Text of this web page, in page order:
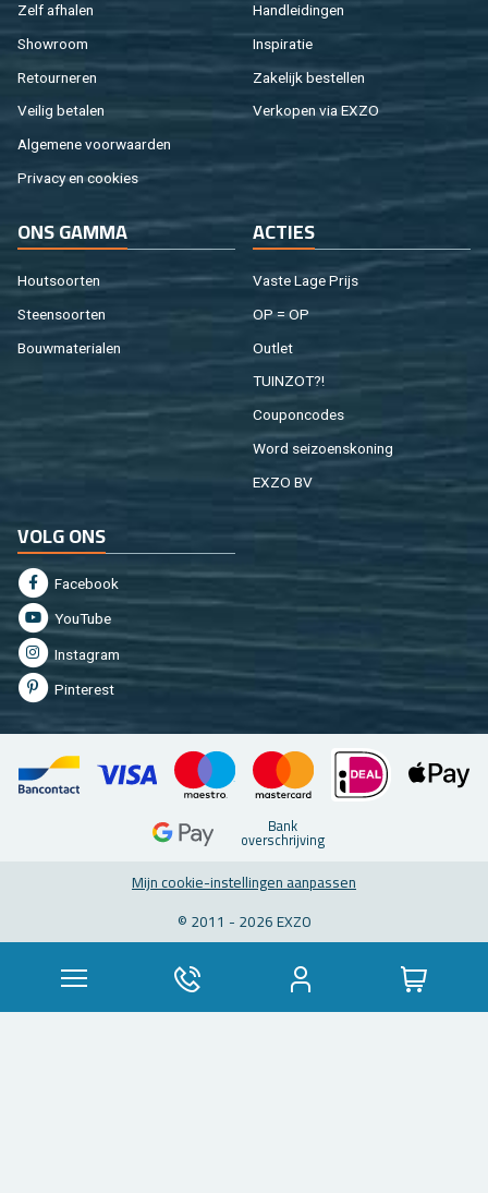
Zelf af­ha­len
Show­room
Re­tour­ne­ren
Vei­lig be­ta­len
Al­ge­me­ne voor­waar­den
Pri­va­cy en coo­kies
Hand­lei­din­gen
In­spi­ra­tie
Za­ke­lijk be­stel­len
Ver­ko­pen via EXZO
ONS GAMMA
Hout­soor­ten
Steen­soor­ten
Bouw­ma­te­ri­a­len
AC­TIES
Vaste Lage Prijs
OP = OP
Out­let
TUIN­ZOT?!
Cou­pon­co­des
Word sei­zoens­ko­ning
EXZO BV
VOLG ONS
Fa­cebook
You­Tu­be
In­st­agram
Pin­te­rest
Bank
over­schrij­ving
Mijn coo­kie-in­stel­lin­gen aan­pas­sen
© 2011 - 2026 EXZO